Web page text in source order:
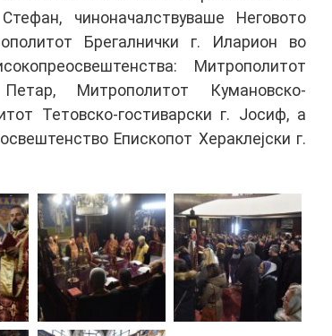
чиноначалствуваше Неговото
Брегалнички г. Иларион во
Митрополитот
Митрополитот Кумановско-
Тетовско-гостиварски г. Јосиф, а
Епископот Хераклејски г.